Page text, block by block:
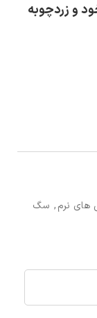
و زردچوبه
های نرم, سگ